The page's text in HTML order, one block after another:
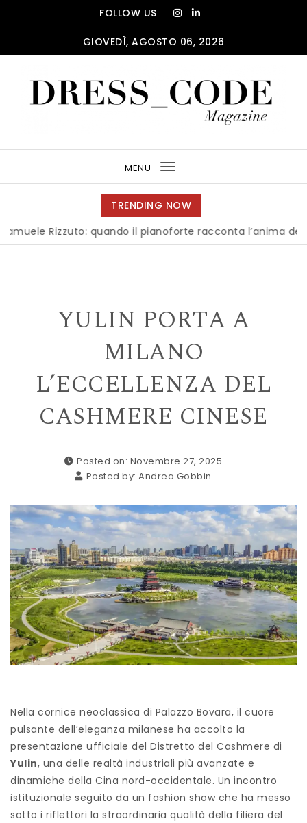
FOLLOW US
GIOVEDÌ, AGOSTO 06, 2026
MENU
Toggle
navigation
TRENDING NOW
Rizzuto: quando il pianoforte racconta l’anima dell’Italia
YULIN PORTA A
MILANO
L’ECCELLENZA DEL
CASHMERE CINESE
Posted on: Novembre 27, 2025
Posted by:Andrea Gobbin
Nella cornice neoclassica di Palazzo Bovara, il cuore
pulsante dell’eleganza milanese ha accolto la
presentazione ufficiale del Distretto del Cashmere di
Yulin, una delle realtà industriali più avanzate e
dinamiche della Cina nord-occidentale. Un incontro
istituzionale seguito da un fashion show che ha messo
sotto i riflettori la straordinaria qualità della filiera del